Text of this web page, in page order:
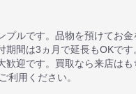
ルです。品物を預けてお
間は3ヵ月で延長もOKで
迎です。買取なら来店は
利用ください。